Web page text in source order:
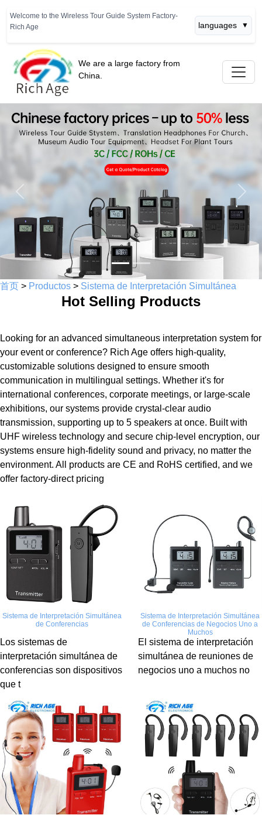
Welcome to the Wireless Tour Guide System Factory-
Rich Age
languages ▼
We are a large factory from
China.
Previous Next
首页 > Productos > Sistema de Interpretación Simultánea
Hot Selling Products
Looking for an advanced simultaneous interpretation system for
your event or conference? Rich Age offers high-quality,
customizable solutions designed to ensure smooth
communication in multilingual settings. Whether it's for
international conferences, corporate meetings, or large-scale
exhibitions, our systems provide crystal-clear audio
transmission, supporting up to 5 speakers at once. Built with
UHF wireless technology and secure chip-level encryption, our
systems ensure high-fidelity sound and privacy, no matter the
environment. All products are CE and RoHS certified, and we
offer factory-direct pricing
Sistema de Interpretación Simultánea
de Conferencias
Los sistemas de
interpretación simultánea de
conferencias son dispositivos
que t
Sistema de Interpretación Simultánea
de Conferencias de Negocios Uno a
Muchos
El sistema de interpretación
simultánea de reuniones de
negocios uno a muchos no